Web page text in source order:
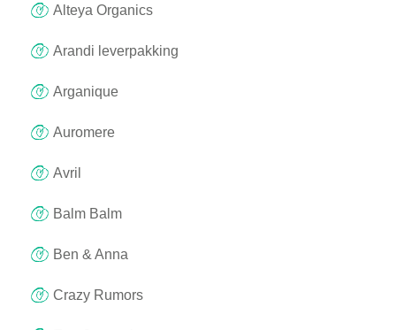
Alteya Organics
Arandi leverpakking
Arganique
Auromere
Avril
Balm Balm
Ben & Anna
Crazy Rumors